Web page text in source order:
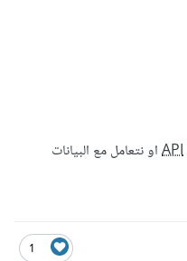
APIاو نتعامل مع البيانات
1